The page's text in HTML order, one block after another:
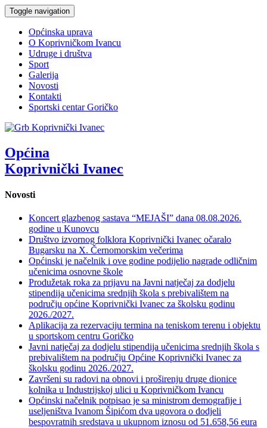
Toggle navigation
Općinska uprava
O Koprivničkom Ivancu
Udruge i društva
Sport
Galerija
Novosti
Kontakti
Sportski centar Goričko
Općina
Koprivnički Ivanec
Novosti
Koncert glazbenog sastava “MEJAŠI” dana 08.08.2026.
godine u Kunovcu
Društvo izvornog folklora Koprivnički Ivanec očaralo
Bugarsku na X. Černomorskim večerima
Općinski je načelnik i ove godine podijelio nagrade odličnim
učenicima osnovne škole
Produžetak roka za prijavu na Javni natječaj za dodjelu
stipendija učenicima srednjih škola s prebivalištem na
području općine Koprivnički Ivanec za školsku godinu
2026./2027.
Aplikacija za rezervaciju termina na teniskom terenu i objektu
u sportskom centru Goričko
Javni natječaj za dodjelu stipendija učenicima srednjih škola s
prebivalištem na području Općine Koprivnički Ivanec za
školsku godinu 2026./2027.
Završeni su radovi na obnovi i proširenju druge dionice
kolnika u Industrijskoj ulici u Koprivničkom Ivancu
Općinski načelnik potpisao je sa ministrom demografije i
useljeništva Ivanom Šipićom dva ugovora o dodjeli
bespovratnih sredstava u ukupnom iznosu od 51.658,56 eura